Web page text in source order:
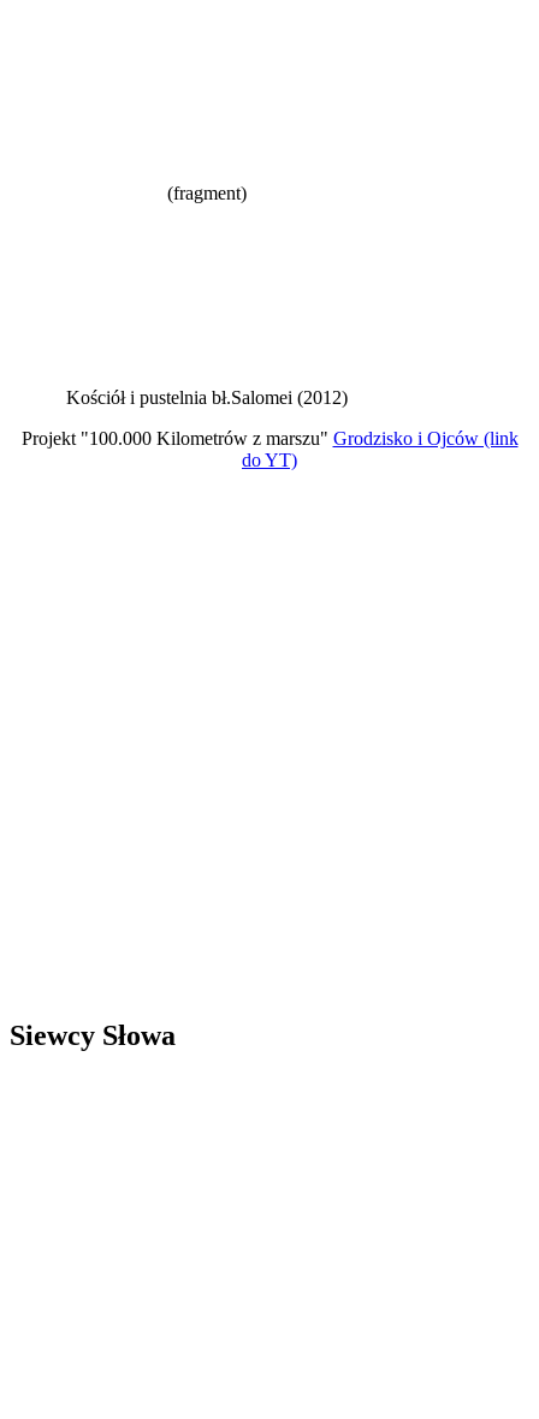
(fragment)
Kościół i pustelnia bł.Salomei (2012)
Projekt "100.000 Kilometrów z marszu" Grodzisko i Ojców (link
do YT)
Siewcy Słowa